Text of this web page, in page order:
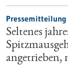
Pressemitteilung
Seltenes